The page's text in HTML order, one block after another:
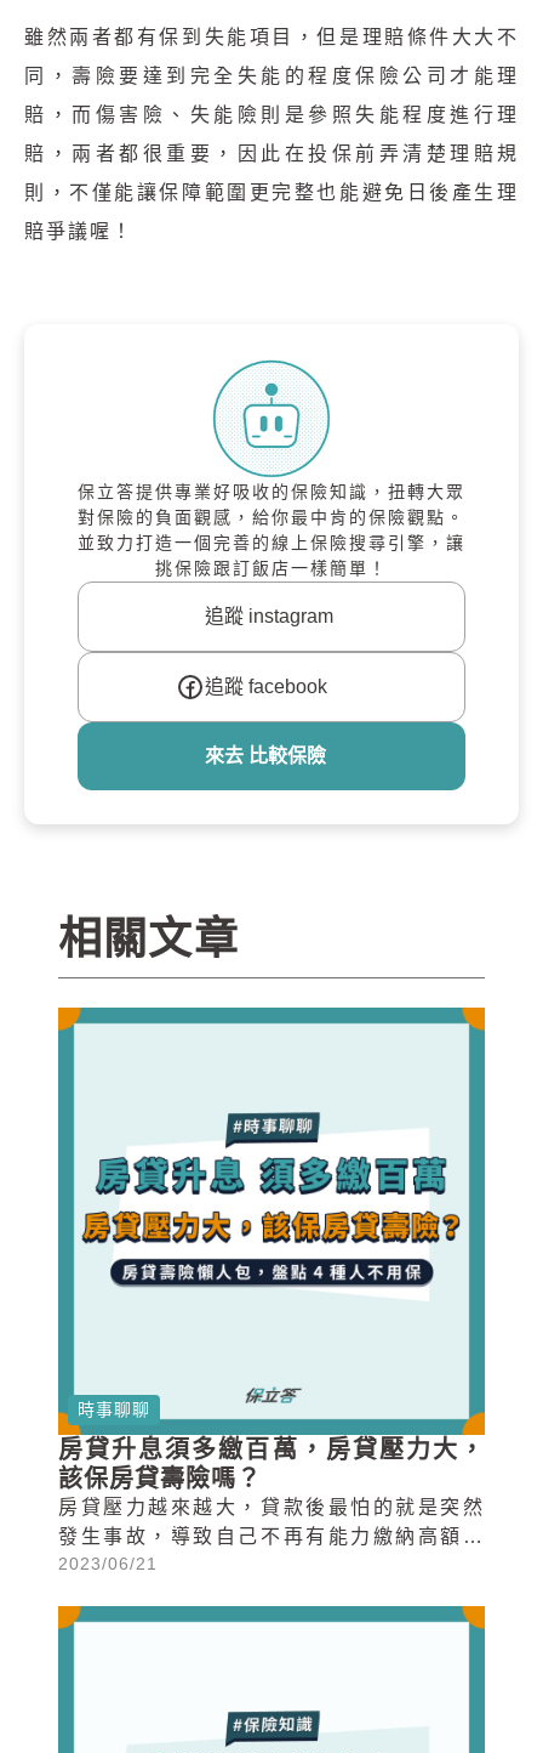
雖然兩者都有保到失能項目，但是理賠條件大大不
同，壽險要達到完全失能的程度保險公司才能理
賠，而傷害險、失能險則是參照失能程度進行理
賠，兩者都很重要，因此在投保前弄清楚理賠規
則，不僅能讓保障範圍更完整也能避免日後產生理
賠爭議喔！
保立答提供專業好吸收的保險知識，扭轉大眾
對保險的負面觀感，給你最中肯的保險觀點。
並致力打造一個完善的線上保險搜尋引擎，讓
挑保險跟訂飯店一樣簡單！
追蹤 instagram
追蹤 facebook
來去 比較保險
相關文章
時事聊聊
房貸升息須多繳百萬，房貸壓力大，
該保房貸壽險嗎？
房貸壓力越來越大，貸款後最怕的就是突然
發生事故，導致自己不再有能力繳納高額的
房貸，此時因應高額房貸風險而生的「房貸
一。
2023/06/21